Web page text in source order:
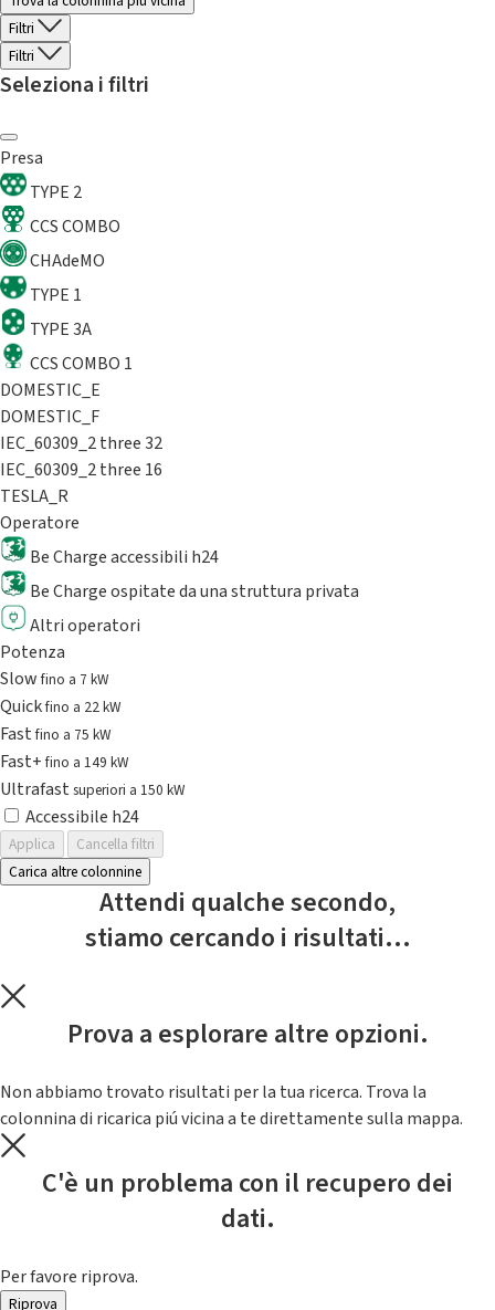
Filtri
Filtri
Seleziona i filtri
Presa
TYPE 2
CCS COMBO
CHAdeMO
TYPE 1
TYPE 3A
CCS COMBO 1
DOMESTIC_E
DOMESTIC_F
IEC_60309_2 three 32
IEC_60309_2 three 16
TESLA_R
Operatore
Be Charge accessibili h24
Be Charge ospitate da una struttura privata
Altri operatori
Potenza
Slowfino a 7 kW
Quickfino a 22 kW
Fastfino a 75 kW
Fast+fino a 149 kW
Ultrafast superiori a 150 kW
Accessibile h24
Applica
Cancella filtri
Carica altre colonnine
Attendi qualche secondo,
stiamo cercando i risultati...
Prova a esplorare altre opzioni.
Non abbiamo trovato risultati per la tua ricerca. Trova la
colonnina di ricarica piú vicina a te direttamente sulla mappa.
C'è un problema con il recupero dei
dati.
Per favore riprova.
Riprova